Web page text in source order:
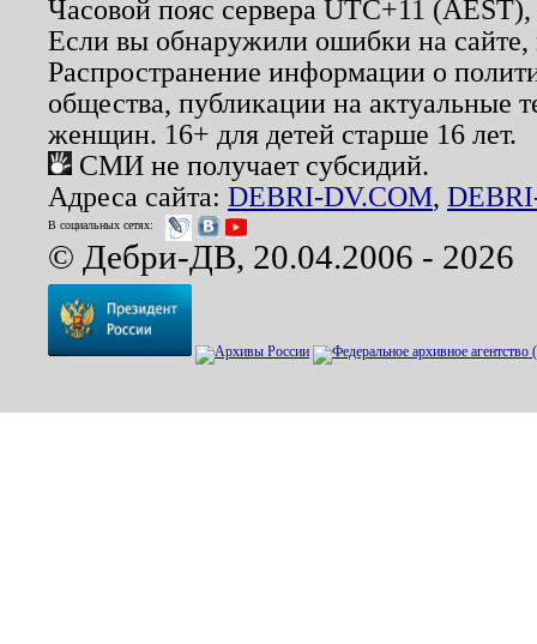
Часовой пояс сервера UTC+11
Если вы обнаружили ошибки на
Распространение информации о
общества, публикации на актуальные
женщин. 16+ для детей старше 16 лет.
СМИ не получает субсидий.
Адреса сайта: DEBRI-DV.COM,
В социальных сетях:
© Дебри-ДВ, 20.04.2006 - 2026